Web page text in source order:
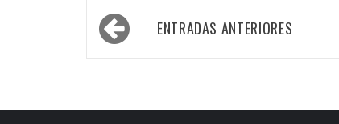
Navegación
de ENTRADAS ANTERIORES